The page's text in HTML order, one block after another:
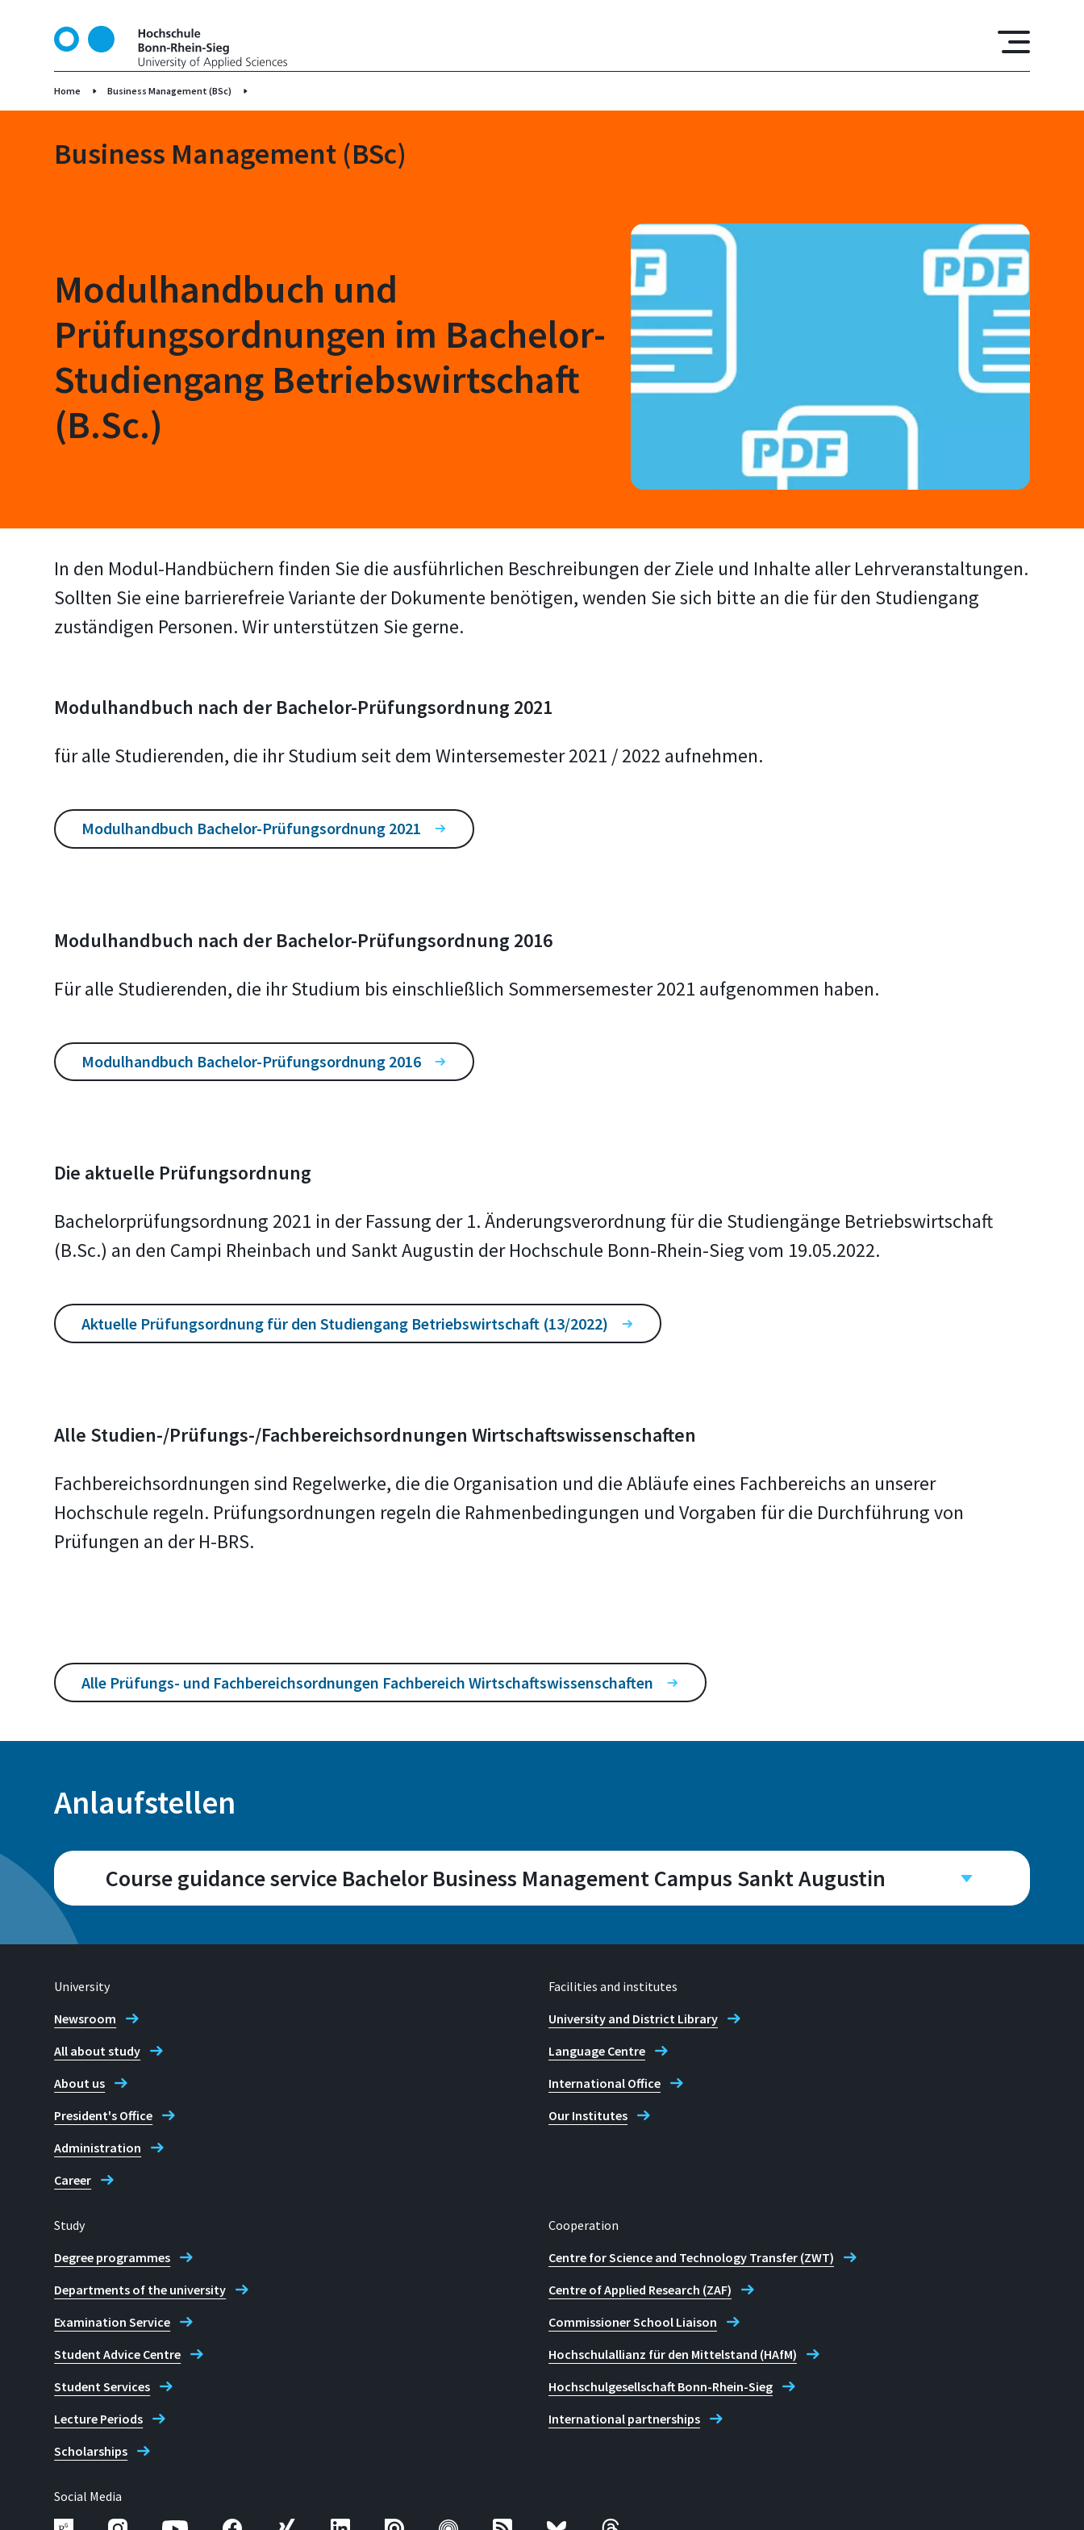
o
Home Business Management (BSc)
Business Management (BSc)
Modulhandbuch und
Prüfungsordnungen im Bachelor-
Studiengang Betriebswirtschaft
(B.Sc.)
In den Modul-Handbüchern finden Sie die ausführlichen Beschreibungen der Ziele und Inhalte aller Lehrveranstaltungen.
Sollten Sie eine barrierefreie Variante der Dokumente benötigen, wenden Sie sich bitte an die für den Studiengang
zuständigen Personen. Wir unterstützen Sie gerne.
Modulhandbuch nach der Bachelor-Prüfungsordnung 2021
für alle Studierenden, die ihr Studium seit dem Wintersemester 2021 / 2022 aufnehmen.
Modulhandbuch Bachelor-Prüfungsordnung 2021
Modulhandbuch nach der Bachelor-Prüfungsordnung 2016
Für alle Studierenden, die ihr Studium bis einschließlich Sommersemester 2021 aufgenommen haben.
Modulhandbuch Bachelor-Prüfungsordnung 2016
Die aktuelle Prüfungsordnung
Bachelorprüfungsordnung 2021 in der Fassung der 1. Änderungsverordnung für die Studiengänge Betriebswirtschaft
(B.Sc.) an den Campi Rheinbach und Sankt Augustin der Hochschule Bonn-Rhein-Sieg vom 19.05.2022.
Aktuelle Prüfungsordnung für den Studiengang Betriebswirtschaft (13/2022)
Alle Studien-/Prüfungs-/Fachbereichsordnungen Wirtschaftswissenschaften
Fachbereichsordnungen sind Regelwerke, die die Organisation und die Abläufe eines Fachbereichs an unserer
Hochschule regeln. Prüfungsordnungen regeln die Rahmenbedingungen und Vorgaben für die Durchführung von
Prüfungen an der H-BRS.
Alle Prüfungs- und Fachbereichsordnungen Fachbereich Wirtschaftswissenschaften
Anlaufstellen
Course guidance service Bachelor Business Management Campus Sankt Augustin
Sankt Augustin E 118, E120
We look forward to hearing from you.
E-mail
Course guidance service Bachelor Business Management Campus Sankt Augustin
University
Newsroom
All about study
About us
President's Office
Administration
Career
Facilities and institutes
University and District Library
Language Centre
International Office
Our Institutes
Study
Degree programmes
Departments of the university
Examination Service
Student Advice Centre
Student Services
Lecture Periods
Scholarships
Cooperation
Centre for Science and Technology Transfer (ZWT)
Centre of Applied Research (ZAF)
Commissioner School Liaison
Hochschulallianz für den Mittelstand (HAfM)
Hochschulgesellschaft Bonn-Rhein-Sieg
International partnerships
Social Media